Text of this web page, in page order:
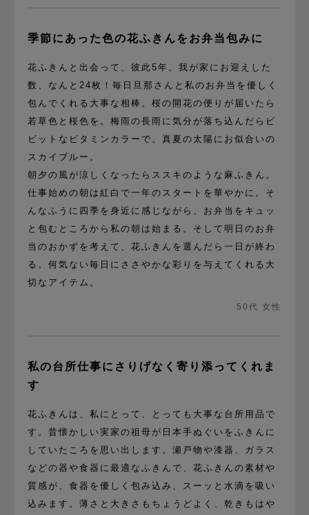
季節にあった色の花ふきんをお弁当包みに
花ふきんと出会って、彼此5年。我が家にお迎えした
数、なんと24枚！毎日旦那さんと私のお弁当を優しく
包んでくれる大事な相棒。桜の開花の便りが届いたら
若草色と桜色を。梅雨の長雨に気分が落ち込んだらビ
ビットなビタミンカラーで。真夏の太陽にお似合いの
スカイブルー。
朝夕の風が涼しくなったらススキのような麻ふきん。
仕事始めの朝は紅白で一年のスタートを華やかに。そ
んなふうに四季を身近に感じながら、お弁当をキュッ
と包むところから私の朝は始まる。そして明日のお弁
当のおかずを考えて、花ふきんを選んだら一日が終わ
る。何気ない毎日にささやかな彩りを与えてくれる大
切なアイテム。
50代 女性
私の台所仕事にさりげなく寄り添ってくれま
す
花ふきんは、私にとって、とっても大事な台所用品で
す。昔懐かしい実家の祖母が日本手ぬぐいをふきんに
していたころを思い出します。瀬戸物や漆器、ガラス
などの器や食器に最適なふきんで、花ふきんの素材や
質感が、食器を優しく包み込み、スーッと水滴を吸い
込みます。薄さと大きさもちょうどよく、乾きもはや